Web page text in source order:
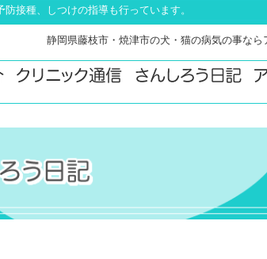
接種、しつけの指導も行っています。
静岡県藤枝市・焼津市の犬・猫の病気の事なら